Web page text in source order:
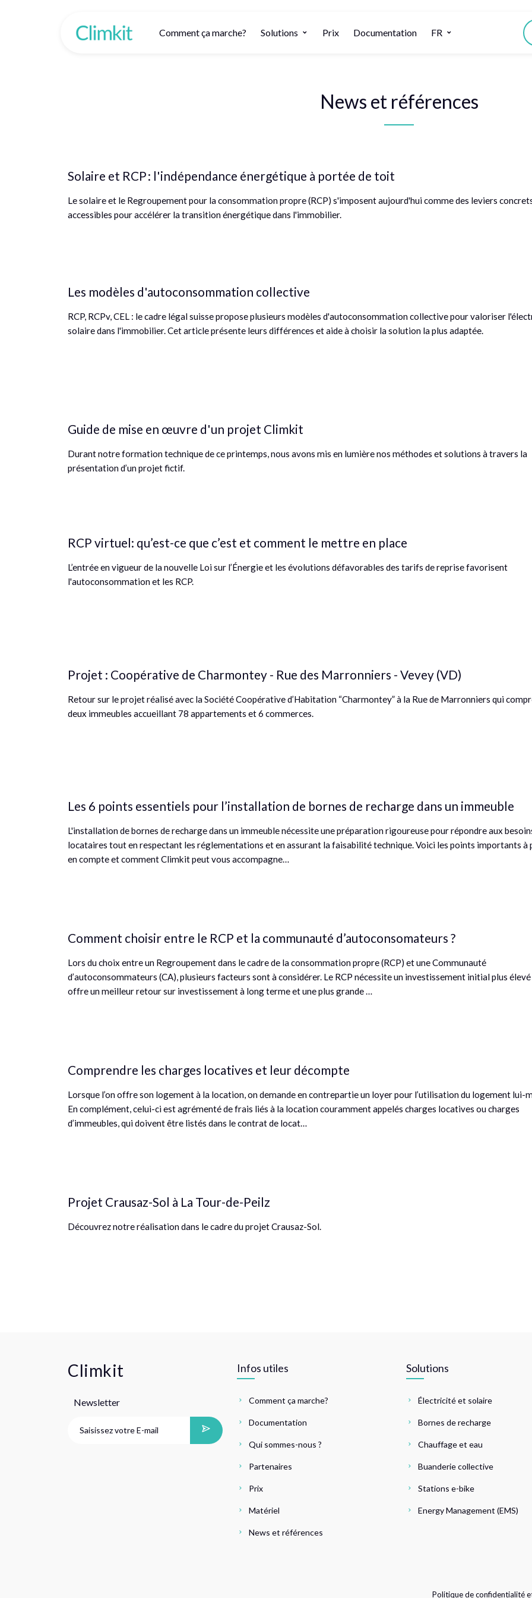
Comment ça marche? Solutions Prix Documentation FR
News et références
Solaire et RCP : l'indépendance énergétique à portée de toit
Le solaire et le Regroupement pour la consommation propre (RCP) s'imposent aujourd'hui comme des leviers
accessibles pour accélérer la transition énergétique dans l'immobilier.
Les modèles d'autoconsommation collective
RCP, RCPv, CEL : le cadre légal suisse propose plusieurs modèles d'autoconsommation collective pour valoriser
solaire dans l'immobilier. Cet article présente leurs différences et aide à choisir la solution la plus adaptée.
Guide de mise en œuvre d'un projet Climkit
Durant notre formation technique de ce printemps, nous avons mis en lumière nos méthodes et solutions à travers la
présentation d’un projet fictif.
RCP virtuel: qu’est-ce que c’est et comment le mettre en place
L’entrée en vigueur de la nouvelle Loi sur l’Énergie et les évolutions défavorables des tarifs de reprise favorisent
l'autoconsommation et les RCP.
Projet : Coopérative de Charmontey - Rue des Marronniers - Vevey (VD)
Retour sur le projet réalisé avec la Société Coopérative d’Habitation “Charmontey” à la Rue de Marronniers qui
deux immeubles accueillant 78 appartements et 6 commerces.
Les 6 points essentiels pour l’installation de bornes de recharge dans un immeuble
L'installation de bornes de recharge dans un immeuble nécessite une préparation rigoureuse pour répondre aux
locataires tout en respectant les réglementations et en assurant la faisabilité technique. Voici les points importants à
en compte et comment Climkit peut vous accompagne…
Comment choisir entre le RCP et la communauté d’autoconsomateurs ?
Lors du choix entre un Regroupement dans le cadre de la consommation propre (RCP) et une Communauté
d’autoconsommateurs (CA), plusieurs facteurs sont à considérer. Le RCP nécessite un investissement initial plus
offre un meilleur retour sur investissement à long terme et une plus grande …
Comprendre les charges locatives et leur décompte
Lorsque l’on offre son logement à la location, on demande en contrepartie un loyer pour l’utilisation du logement lui-
En complément, celui-ci est agrémenté de frais liés à la location couramment appelés charges locatives ou charges
d’immeubles, qui doivent être listés dans le contrat de locat…
Projet Crausaz-Sol à La Tour-de-Peilz
Découvrez notre réalisation dans le cadre du projet Crausaz-Sol.
Climkit
Newsletter
Infos utiles
Comment ça marche?
Documentation
Qui sommes-nous ?
Partenaires
Prix
Matériel
News et références
Solutions
Électricité et solaire
Bornes de recharge
Chauffage et eau
Buanderie collective
Stations e-bike
Energy Management (EMS)
Politique de confidentialité